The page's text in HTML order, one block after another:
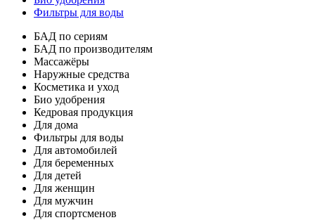
Фильтры для воды
БАД по сериям
БАД по производителям
Массажёры
Наружные средства
Косметика и уход
Био удобрения
Кедровая продукция
Для дома
Фильтры для воды
Для автомобилей
Для беременных
Для детей
Для женщин
Для мужчин
Для спортсменов